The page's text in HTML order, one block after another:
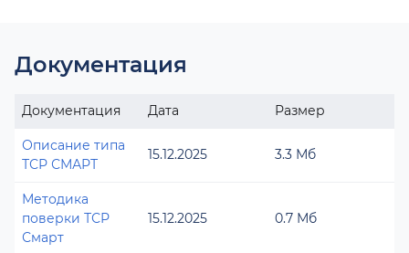
Документация
Документация Дата Размер
Описание типа
ТСР СМАРТ
15.12.2025 3.3 Мб
Методика
поверки ТСР
Смарт
15.12.2025 0.7 Мб